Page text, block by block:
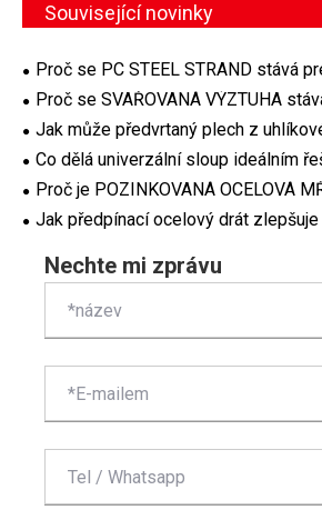
Související novinky
Proč se PC STEEL STRAND stává
pro moderní aplikace předpjatého
Proč se SVAŘOVANÁ VÝZTUHA
řešením výztuže pro moderní stavební
Jak může předvrtaný plech z
efektivitu a přesnost v moderních
projektech?
Co dělá univerzální sloup ideálním
konstrukce pro moderní stavební
Proč je POZINKOVANÁ OCELOVÁ
volbou pro průmyslové podlahy a
Jak předpínací ocelový drát
Nechte mi zprávu